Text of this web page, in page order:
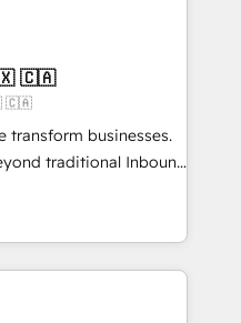
journey that sets your
Unlock your
digitale et le pilotage
de données. 🚀
avec vos logiciels
🎓
🇨🇦
🇨🇦
transform businesses.
traditional Inbound
methodologies:
they form a powerful
success for over 800